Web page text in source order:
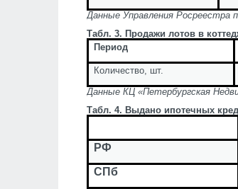
Данные Управления Росреестра
Табл. 3. Продажи лотов в
Период
Количество, шт.
Данные КЦ «Петербургская
Табл. 4. Выдано ипотечных
РФ
СПб